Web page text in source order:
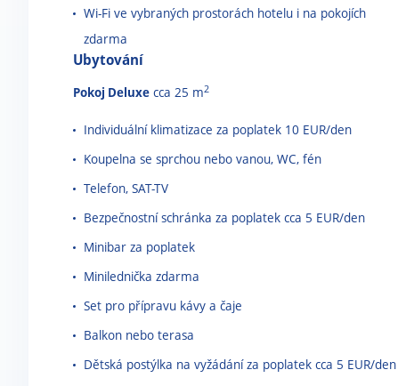
Wi-Fi ve vybraných prostorách hotelu i na pokojích
zdarma
Ubytování
Pokoj Deluxe cca 25 m2
Individuální klimatizace za poplatek 10 EUR/den
Koupelna se sprchou nebo vanou, WC, fén
Telefon, SAT-TV
Bezpečnostní schránka za poplatek cca 5 EUR/den
Minibar za poplatek
Minilednička zdarma
Set pro přípravu kávy a čaje
Balkon nebo terasa
Dětská postýlka na vyžádání za poplatek cca 5 EUR/den